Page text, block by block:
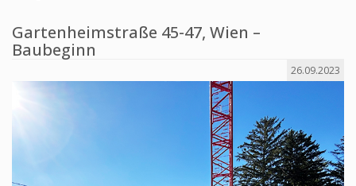
Gartenheimstraße 45-47, Wien –
Baubeginn
26.09.2023